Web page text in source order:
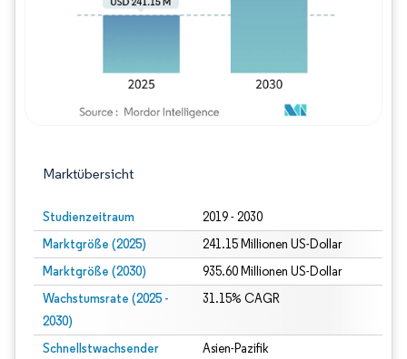
Marktübersicht
Studienzeitraum 2019 - 2030
Marktgröße (2025) 241.15 Millionen US-Dollar
Marktgröße (2030) 935.60 Millionen US-Dollar
Wachstumsrate (2025 -
2030)
31.15% CAGR
Schnellstwachsender
Asien-Pazifik